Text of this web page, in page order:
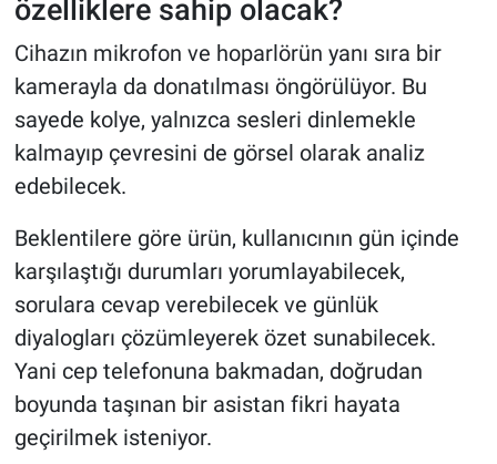
özelliklere sahip olacak?
Cihazın mikrofon ve hoparlörün yanı sıra bir
kamerayla da donatılması öngörülüyor. Bu
sayede kolye, yalnızca sesleri dinlemekle
kalmayıp çevresini de görsel olarak analiz
edebilecek.
Beklentilere göre ürün, kullanıcının gün içinde
karşılaştığı durumları yorumlayabilecek,
sorulara cevap verebilecek ve günlük
diyalogları çözümleyerek özet sunabilecek.
Yani cep telefonuna bakmadan, doğrudan
boyunda taşınan bir asistan fikri hayata
geçirilmek isteniyor.